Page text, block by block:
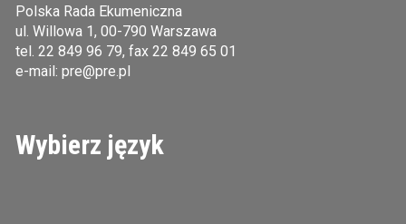
Polska Rada Ekumeniczna
ul. Willowa 1, 00-790 Warszawa
tel. 22 849 96 79, fax 22 849 65 01
e-mail: pre@pre.pl
Wybierz język